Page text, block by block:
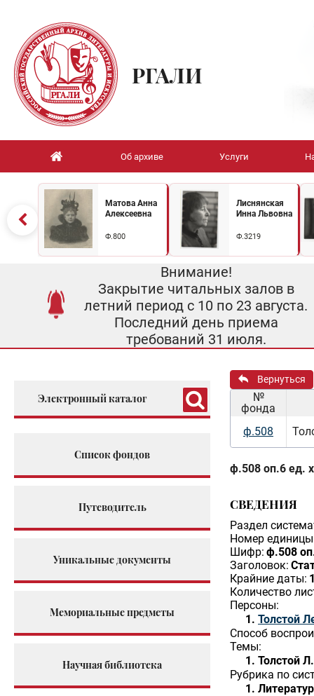
РГАЛИ
Об архиве Услуги
Матова Анна
Алексеевна
Ф.800
Лиснянская
Инна Львовна
Ф.3219
Внимание!
Закрытие читальных залов в
летний период с 10 по 23 августа.
Последний день приема
требований 31 июля.
Электронный каталог
Список фондов
Путеводитель
Уникальные документы
Мемориальные предметы
Научная библиотека
Вернуться
№
фонда
ф.508
ф.508 оп.6 ед.
СВЕДЕНИЯ
Раздел
Номер единицы
Шифр: ф.508
Заголовок:
Крайние даты:
Количество
Персоны:
Толстой
Способ
Темы:
Толстой
Рубрика по